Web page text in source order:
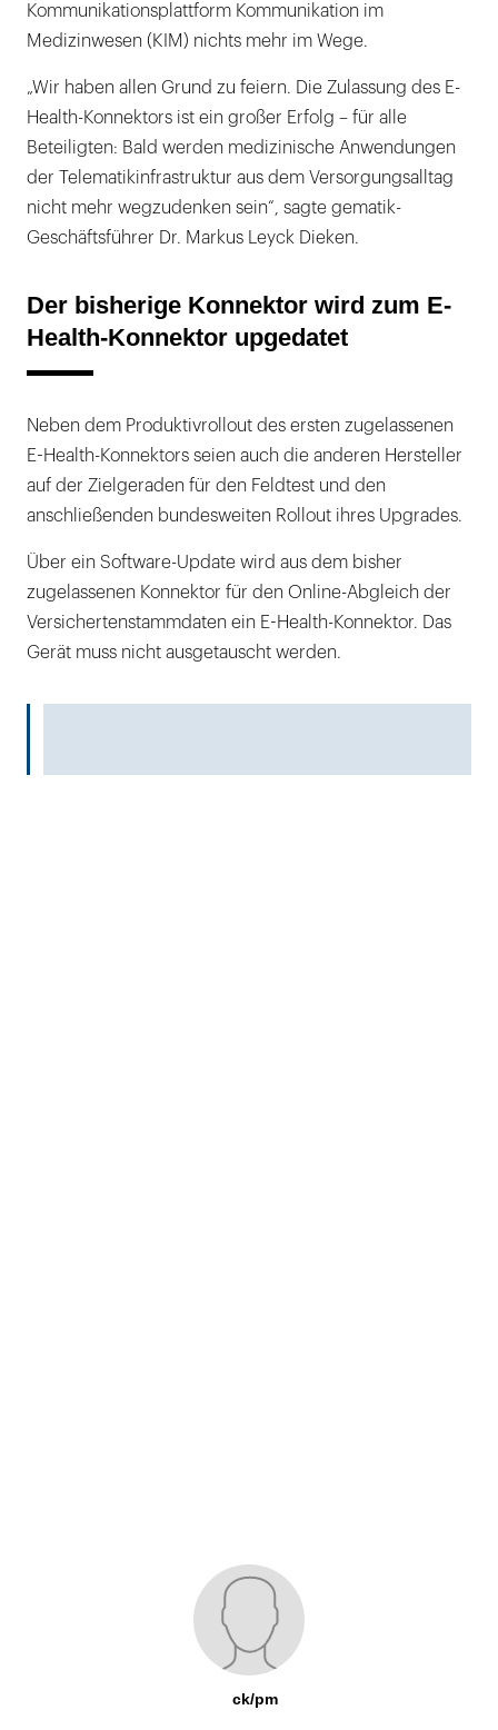
Kommunikationsplattform Kommunikation im
Medizinwesen (KIM) nichts mehr im Wege.
„Wir haben allen Grund zu feiern. Die Zulassung des E-
Health-Konnektors ist ein großer Erfolg – für alle
Beteiligten: Bald werden medizinische Anwendungen
der Telematikinfrastruktur aus dem Versorgungsalltag
nicht mehr wegzudenken sein“, sagte gematik-
Geschäftsführer Dr. Markus Leyck Dieken.
Der bisherige Konnektor wird zum E-
Health-Konnektor upgedatet
Neben dem Produktivrollout des ersten zugelassenen
E-Health-Konnektors seien auch die anderen Hersteller
auf der Zielgeraden für den Feldtest und den
anschließenden bundesweiten Rollout ihres Upgrades.
Über ein Software-Update wird aus dem bisher
zugelassenen Konnektor für den Online-Abgleich der
Versichertenstammdaten ein E-Health-Konnektor. Das
Gerät muss nicht ausgetauscht werden.
ck/pm